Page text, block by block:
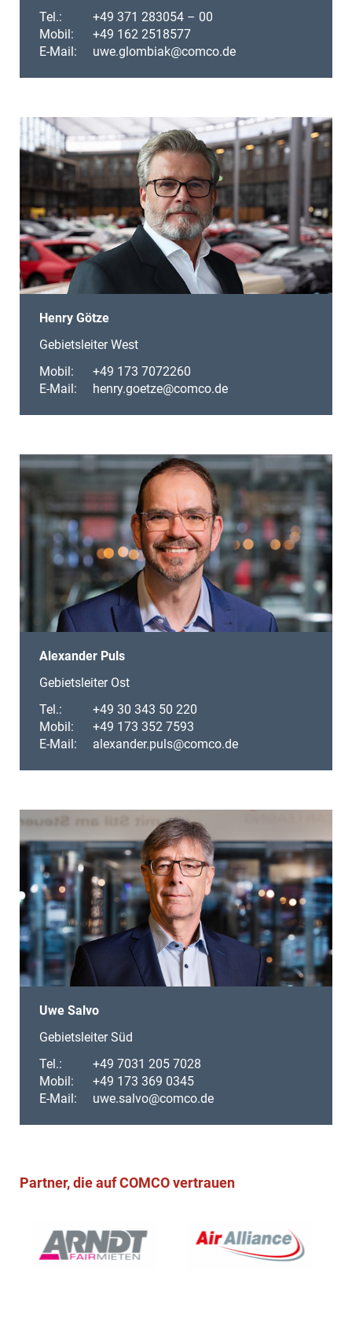
Tel.:
+49 371 283054 – 00
Mobil:
+49 162 2518577
E-Mail:
uwe.glombiak@comco.de
Henry Götze
Gebietsleiter West
Mobil:
+49 173 7072260
E-Mail:
henry.goetze@comco.de
Alexander Puls
Gebietsleiter Ost
Tel.:
+49 30 343 50 220
Mobil:
+49 173 352 7593
E-Mail:
alexander.puls@comco.de
Uwe Salvo
Gebietsleiter Süd
Tel.:
+49 7031 205 7028
Mobil:
+49 173 369 0345
E-Mail:
uwe.salvo@comco.de
Partner, die auf COMCO vertrauen